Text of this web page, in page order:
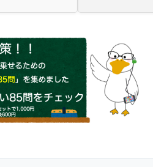
しやすいレイアウト
行過去問を見る